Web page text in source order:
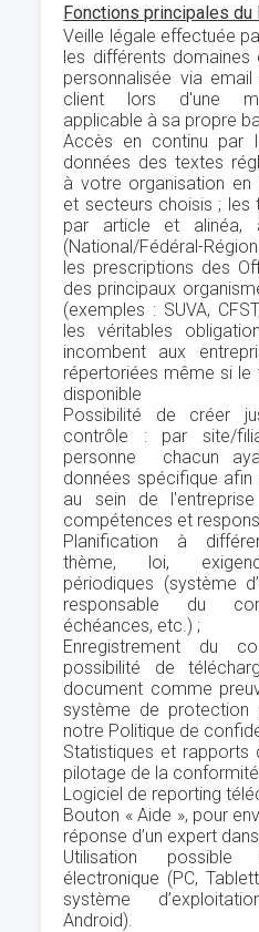
Fonctions principales du
Veille légale effectuée
les différents
personnalisée via
client lors d'une
applicable à sa propre
Accès en continu par
données des textes
à votre organisation
et secteurs choisis ;
par article et alinéa,
(National/Fédéral-
les prescriptions des
des principaux
(exemples : SUVA,
les véritables
incombent aux
répertoriées même si
disponible
Possibilité de créer
contrôle : par site/
personne chacun
données spécifique
au sein de
compétences et
Planification à
thème, loi,
périodiques (système
responsable du
échéances, etc.) ;
Enregistrement du
possibilité de
document comme
système de protection
notre Politique de
Statistiques et rapports
pilotage de la
Logiciel de reporting
Bouton « Aide », pour
réponse d’un expert
Utilisation
électronique (PC,
système
Android).